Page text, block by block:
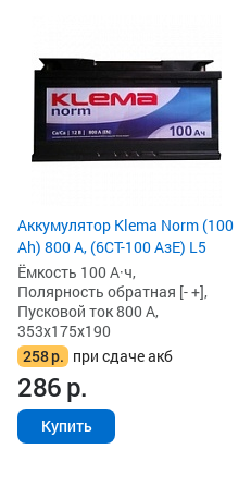
Аккумулятор Klema Norm (100
Ah) 800 А, (6СТ-100 АзЕ) L5
Ёмкость 100 А·ч,
Полярность обратная [- +],
Пусковой ток 800 А,
353x175x190
258р. при сдаче акб
286р.
Купить